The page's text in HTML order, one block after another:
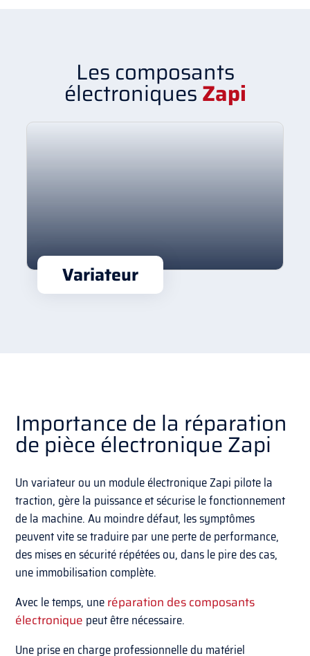
Les composants
électroniquesZapi
Variateur
Importance de la réparation
de pièce électronique Zapi
Un variateur ou un module électronique Zapi pilote la
traction, gère la puissance et sécurise le fonctionnement
de la machine. Au moindre défaut, les symptômes
peuvent vite se traduire par une perte de performance,
des mises en sécurité répétées ou, dans le pire des cas,
une immobilisation complète.
Avec le temps, uneréparation des composants
électronique peut être nécessaire.
Une prise en charge professionnelle du matériel